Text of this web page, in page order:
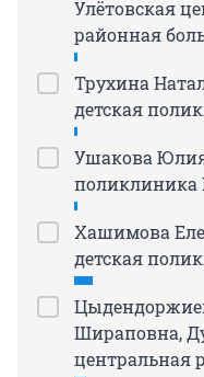
Улётовская
районная
Трухина
детская
Ушакова
поликлиника
Хашимова
детская
Шираповна,
центральная